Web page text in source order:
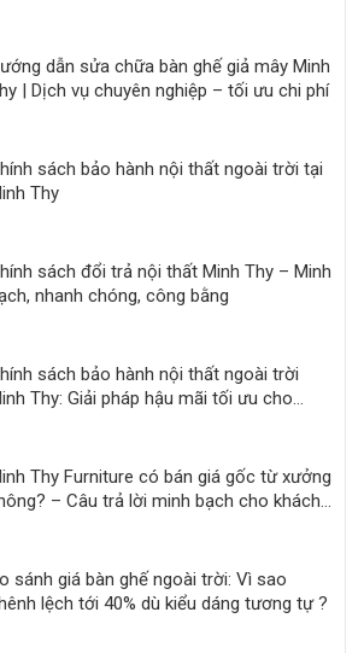
dẫn sửa chữa bàn ghế giả mây Minh
| Dịch vụ chuyên nghiệp – tối ưu chi phí
sách bảo hành nội thất ngoài trời tại
Thy
sách đổi trả nội thất Minh Thy – Minh
nhanh chóng, công bằng
sách bảo hành nội thất ngoài trời
Thy: Giải pháp hậu mãi tối ưu cho
Thy Furniture có bán giá gốc từ xưởng
– Câu trả lời minh bạch cho khách
sánh giá bàn ghế ngoài trời: Vì sao
lệch tới 40% dù kiểu dáng tương tự ?